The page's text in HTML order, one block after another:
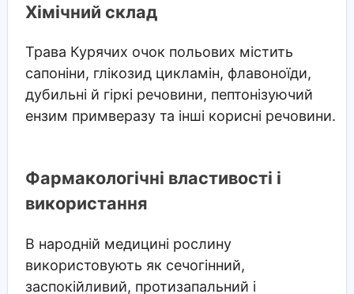
Хімічний склад
Трава Курячих очок польових містить
сапоніни, глікозид цикламін, флавоноїди,
дубильні й гіркі речовини, пептонізуючий
ензим примверазу та інші корисні речовини.
Фармакологічні властивості і
використання
В народній медицині рослину
використовують як сечогінний,
заспокійливий, протизапальний і